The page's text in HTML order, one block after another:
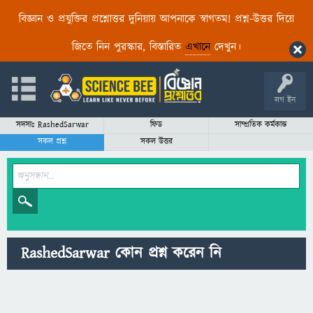
বিজ্ঞান ও প্রযুক্তির প্রশ্নোত্তর দুনিয়ায় আপনাকে স্বাগতম! প্রশ্ন-উত্তর দিয়ে
জিতে নিন পুরস্কার, বিস্তারিত এখানেদেখুন।
লগ ইন
সদস্যঃ RashedSarwar ফিড
সাম্প্রতিক কর্মকান্ড
সকল প্রশ্ন
সকল উত্তর
RashedSarwar কোন প্রশ্ন করেন নি